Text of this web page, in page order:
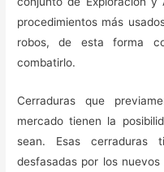
procedimientos más
robos, de esta forma
combatirlo.
Cerraduras que
mercado tienen la
sean. Esas cerraduras
desfasadas por los